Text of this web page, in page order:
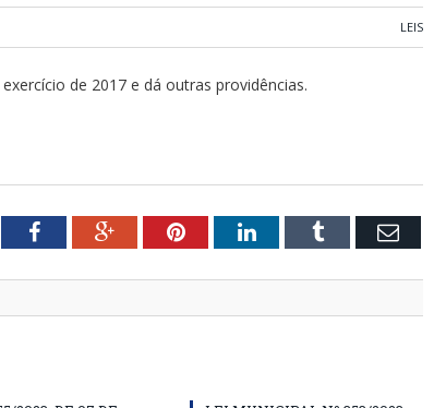
LEIS
de 2017 e dá outras providências.
FacebookGoogle+PinterestLinkedInTumblr Email